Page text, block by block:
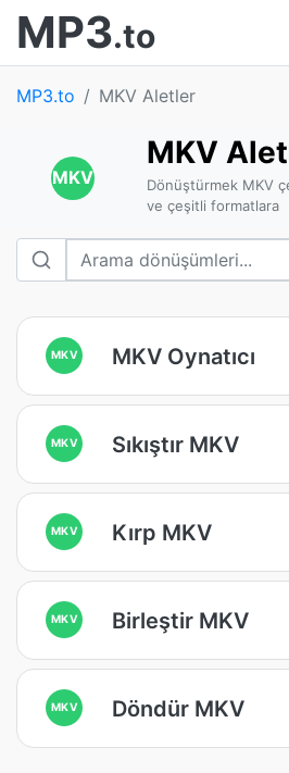
MP3.to
MP3.to MKV Aletler
MKV
MKV
Dönüştürmek MKV
ve çeşitli formatlara
MKV MKV Oynatıcı
MKV Sıkıştır MKV
MKV Kırp MKV
MKV Birleştir MKV
MKV Döndür MKV